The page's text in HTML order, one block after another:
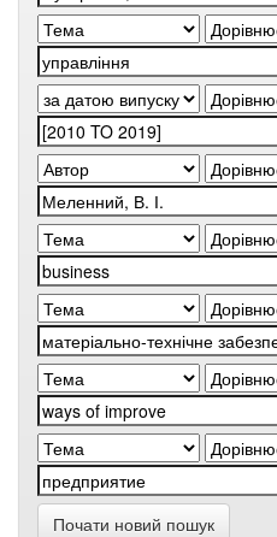
Почати новий пошук